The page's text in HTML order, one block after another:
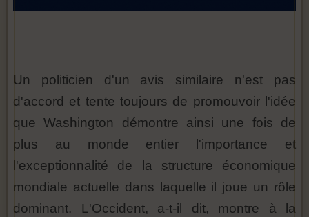
Un politicien d'un avis similaire n'est pas
d'accord et tente toujours de promouvoir l'idée
que Washington démontre ainsi une fois de
plus au monde entier l'importance et
l'exceptionnalité de la structure économique
mondiale actuelle dans laquelle il joue un rôle
dominant. L'Occident, a-t-il dit, montre à la